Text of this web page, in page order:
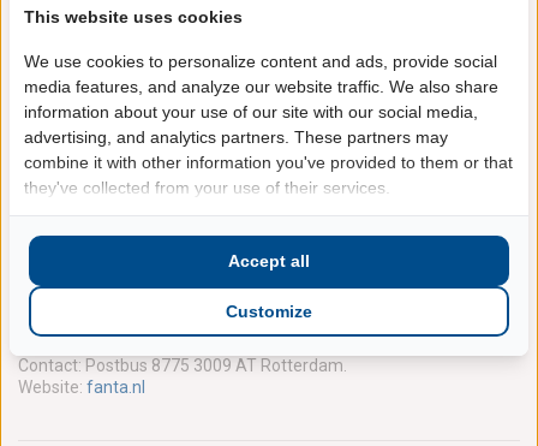
waarvan suikers
Vezels
0 g
Eiwitten
0 g
Zout
0.02 g
toegevoegd suiker
4.4 g
Contact: Postbus 8775 3009 AT Rotterdam.
Website: fanta.nl
This website uses cookies
We use cookies to personalize content and ads, provide social
media features, and analyze our website traffic. We also share
information about your use of our site with our social media,
advertising, and analytics partners. These partners may
combine it with other information you've provided to them or that
they've collected from your use of their services.
Customize
Accept all